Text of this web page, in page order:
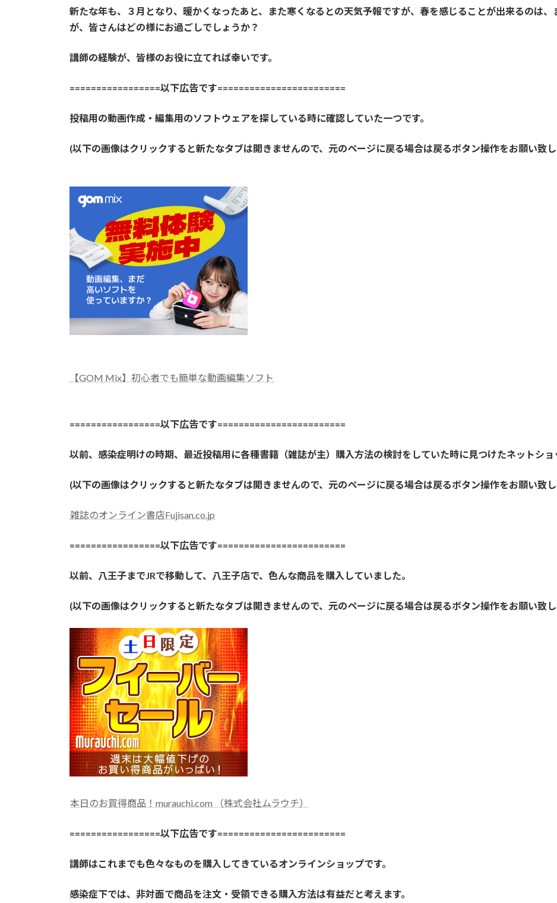
新たな年も、３月となり、暖かくなったあと、また寒くなるとの天気予報ですが、春を感じることが出来るのは
が、皆さんはどの様にお過ごしでしょうか？
講師の経験が、皆様のお役に立てれば幸いです。
=================以下広告です========================
投稿用の動画作成・編集用のソフトウェアを探している時に確認していた一つです。
(以下の画像はクリックすると新たなタブは開きませんので、元のページに戻る場合は戻るボタン操作をお願い致し
【GOM Mix】初心者でも簡単な動画編集ソフト
=================以下広告です========================
以前、感染症明けの時期、最近投稿用に各種書籍（雑誌が主）購入方法の検討をしていた時に見つけたネットショ
(以下の画像はクリックすると新たなタブは開きませんので、元のページに戻る場合は戻るボタン操作をお願い致し
雑誌のオンライン書店Fujisan.co.jp
=================以下広告です========================
以前、八王子までJRで移動して、八王子店で、色んな商品を購入していました。
(以下の画像はクリックすると新たなタブは開きませんので、元のページに戻る場合は戻るボタン操作をお願い致
本日のお買得商品！murauchi.com （株式会社ムラウチ）
=================以下広告です========================
講師はこれまでも色々なものを購入してきているオンラインショップです。
感染症下では、非対面で商品を注文・受領できる購入方法は有益だと考えます。